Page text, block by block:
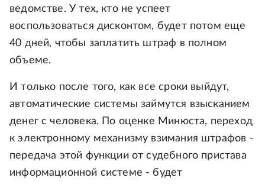
ведомстве. У тех, кто не успеет
воспользоваться дисконтом, будет потом еще
40 дней, чтобы заплатить штраф в полном
объеме.
И только после того, как все сроки выйдут,
автоматические системы займутся взысканием
денег с человека. По оценке Минюста, переход
к электронному механизму взимания штрафов -
передача этой функции от судебного пристава
информационной системе - будет